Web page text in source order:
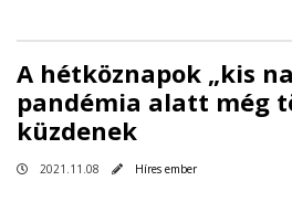
A hétköznapok „kis
pandémia alatt még
küzdenek
2021.11.08 Híres ember